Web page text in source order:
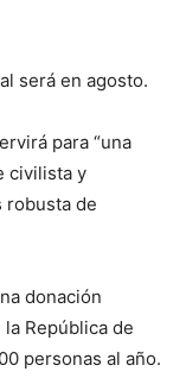
será en agosto.
para “una
civilista y
robusta de
donación
República de
personas al año.